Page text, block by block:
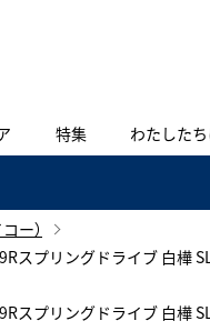
AMIDA
ヴィンテージブランド
ブライトリング認定中古
ISHIDA
ブライ
特集 わたした
INSTAGRAM
TikTok
ー）
スプリングドライブ 白樺
スプリングドライブ 白樺